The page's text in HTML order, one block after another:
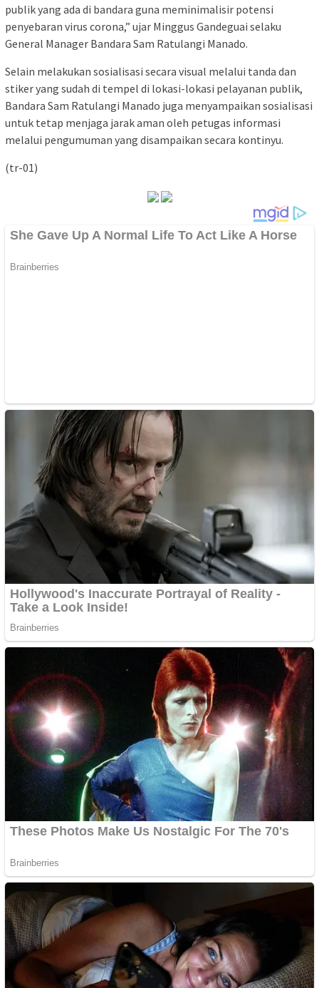
publik yang ada di bandara guna meminimalisir potensi
penyebaran virus corona,” ujar Minggus Gandeguai selaku
General Manager Bandara Sam Ratulangi Manado.
Selain melakukan sosialisasi secara visual melalui tanda dan
stiker yang sudah di tempel di lokasi-lokasi pelayanan publik,
Bandara Sam Ratulangi Manado juga menyampaikan sosialisasi
untuk tetap menjaga jarak aman oleh petugas informasi
melalui pengumuman yang disampaikan secara kontinyu.
(tr-01)